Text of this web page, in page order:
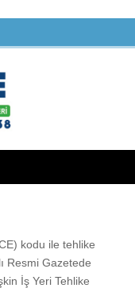
kodu ile tehlike
Resmi Gazetede
İş Yeri Tehlike